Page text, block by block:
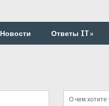
Новости Ответы IT»